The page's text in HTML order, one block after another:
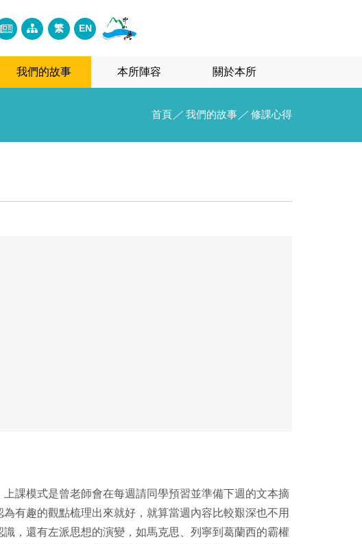
繁 EN
我們的故事 本所陣容 關於本所
首頁 ／ 我們的故事 ／ 修課心得
課模式是曾老師會在每週請同學預習並準備下週的文本摘
有趣的觀點梳理出來就好，就算當週內容比較艱深也不用
，還有左派思想的演變，如馬克思、列寧到葛蘭西的霸權